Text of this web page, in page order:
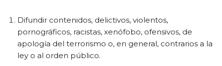
Difundir contenidos, delictivos, violentos,
pornográficos, racistas, xenófobo, ofensivos, de
apología del terrorismo o, en general, contrarios a la
ley o al orden público.